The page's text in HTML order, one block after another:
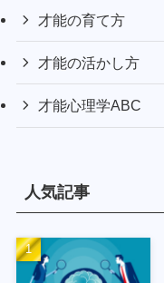
才能の育て方
才能の活かし方
才能心理学ABC
人気記事